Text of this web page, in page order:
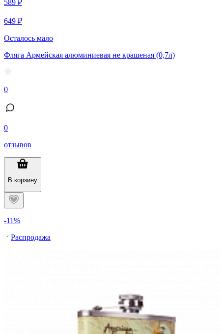
589 ₽
649 ₽
Осталось мало
Фляга Армейская алюминиевая не крашеная (0,7л)
0
0
отзывов
В корзину
-11%
Распродажа